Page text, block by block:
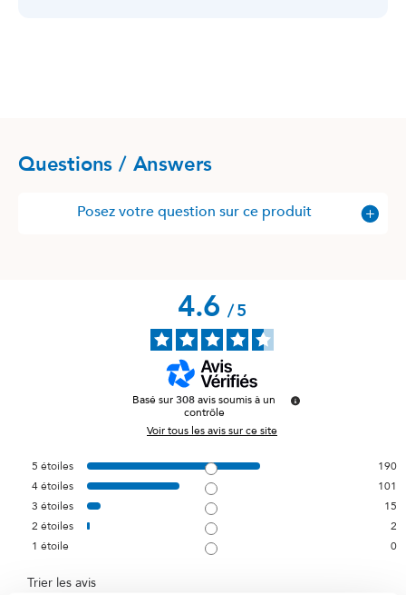
Questions / Answers
Posez votre question sur ce produit
4.6/5
Basé sur308avis soumis à un
contrôle
Voir tous les avis sur ce site
5 étoiles
190
4étoiles
101
3 étoiles
15
2 étoiles
2
1 étoile 0
Trier les avis